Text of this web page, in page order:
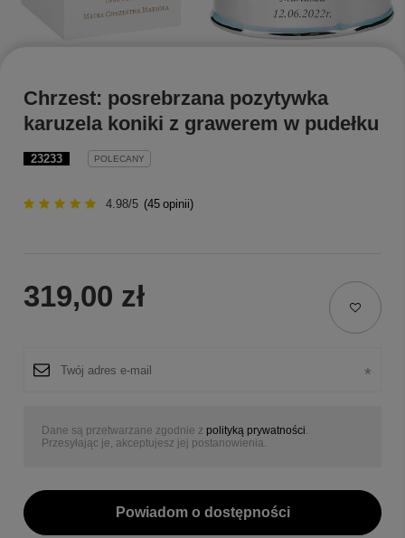
23233 POLECANY
Chrzest: posrebrzana pozytywka
karuzela koniki z grawerem w pudełku
4.98/5 (45 opinii)
319,00 zł
Dane są przetwarzane zgodnie z polityką prywatności
Przesyłając je, akceptujesz jej postanowienia.
Powiadom o dostępności